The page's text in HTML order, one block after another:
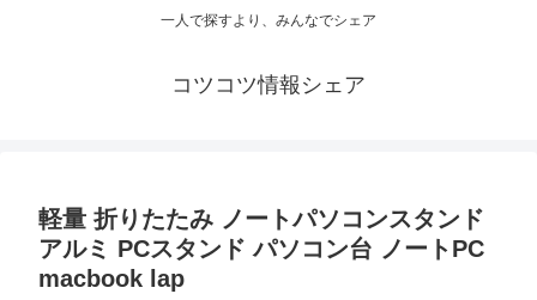
一人で探すより、みんなでシェア
コツコツ情報シェア
軽量 折りたたみ ノートパソコンスタンド
アルミ PCスタンド パソコン台 ノートPC
macbook lap